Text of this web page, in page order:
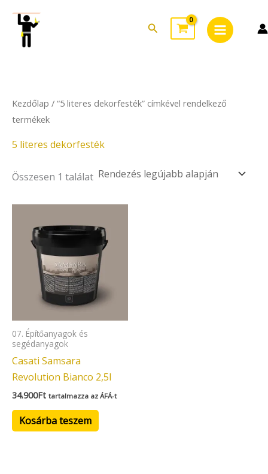
content
Search
Menu
Kezdőlap / “5 literes dekorfesték” címkével rendelkező
termékek
5 literes dekorfesték
Összesen 1 találat
07. Építőanyagok és
segédanyagok
Casati Samsara
Revolution Bianco 2,5l
34.900Ft tartalmazza az ÁFÁ-t
Kosárba teszem